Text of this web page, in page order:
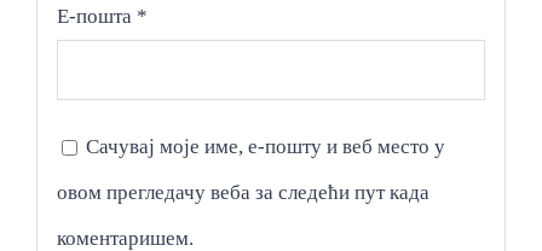
Е-пошта *
Сачувај моје име, е-пошту и веб место у
овом прегледачу веба за следећи пут када
коментаришем.